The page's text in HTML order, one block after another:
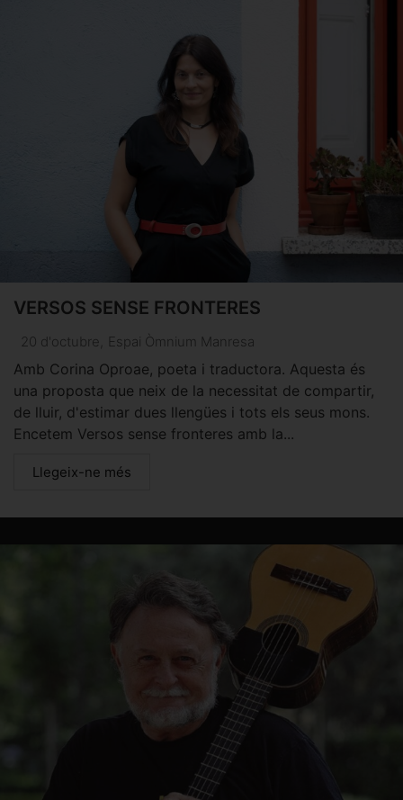
VERSOS SENSE FRONTERES
20 d'octubre Espai Òmnium Manresa
Amb Corina Oproae, poeta i traductora. Aquesta és
una proposta que neix de la necessitat de compartir,
de lluir, d'estimar dues llengües i tots els seus mons.
Encetem Versos sense fronteres amb la...
Llegeix-ne més